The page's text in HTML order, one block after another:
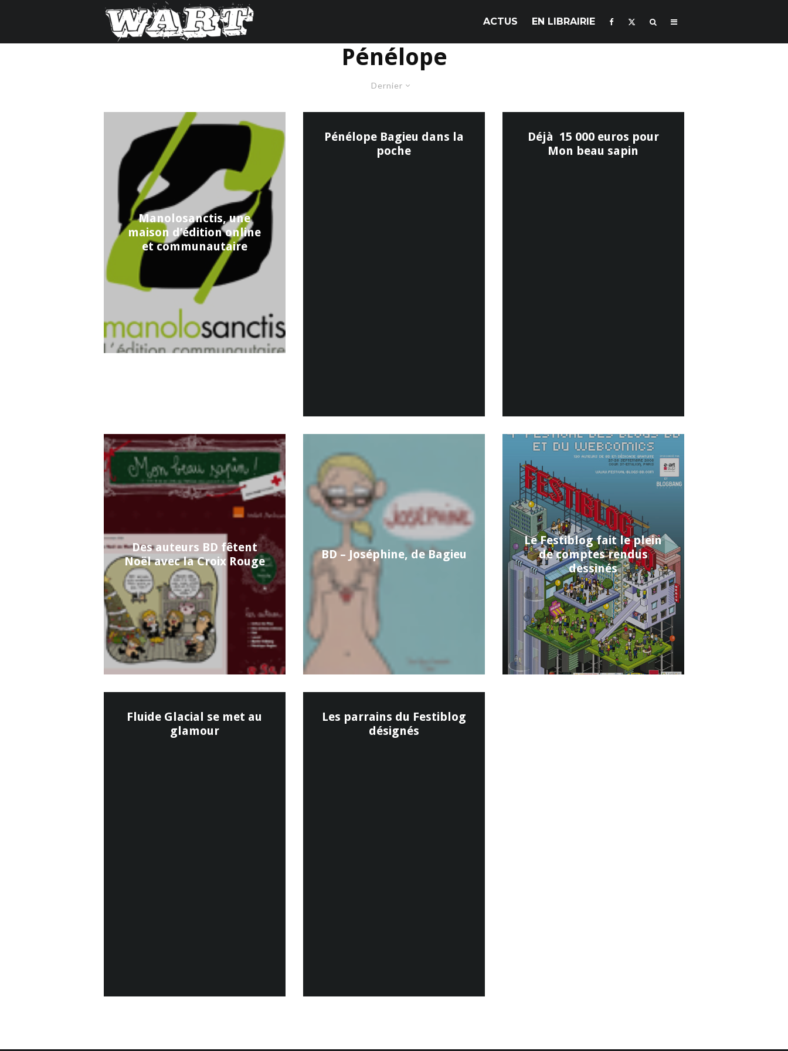
ACTUS EN LIBRAIRIE
Pénélope
Dernier
Manolosanctis, une
maison d’édition online
et communautaire
Pénélope Bagieu dans la
poche
Déjà 15 000 euros pour
Mon beau sapin
Des auteurs BD fêtent
Noël avec la Croix Rouge
BD – Joséphine, de Bagieu
Le Festiblog fait le plein
de comptes rendus
dessinés
Fluide Glacial se met au
glamour
Les parrains du Festiblog
désignés